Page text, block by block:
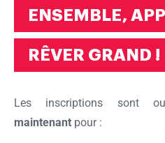
pageENSEMBLE,
RÊVER GRAND !
Les inscriptions sont
maintenant pour :